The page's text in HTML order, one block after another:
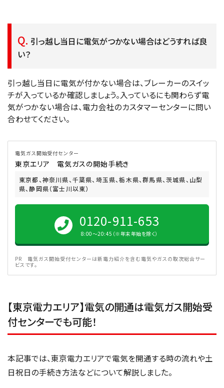
引っ越し当日に電気がつかない場合はどうすれば良
い？
引っ越し当日に電気が付かない場合は、ブレーカーのスイッ
チが入っているか確認しましょう。入っているにも関わらず電
気がつかない場合は、電力会社のカスタマーセンターに問い
合わせてください。
電気ガス開始受付センター
東京エリア 電気ガスの開始手続き
東京都、神奈川県、千葉県、埼玉県、栃木県、群馬県、茨城県、山梨
県、静岡県（富士川以東）
0120-911-653
8:00〜20:45（※年末年始を除く）
PR 電気ガス開始受付センターは新電力紹介を含む電気やガスの取次総合サー
ビスです。
【東京電力エリア】電気の開通は電気ガス開始受
付センターでも可能！
本記事では、東京電力エリアで電気を開通する時の流れや土
日祝日の手続き方法などについて解説しました。